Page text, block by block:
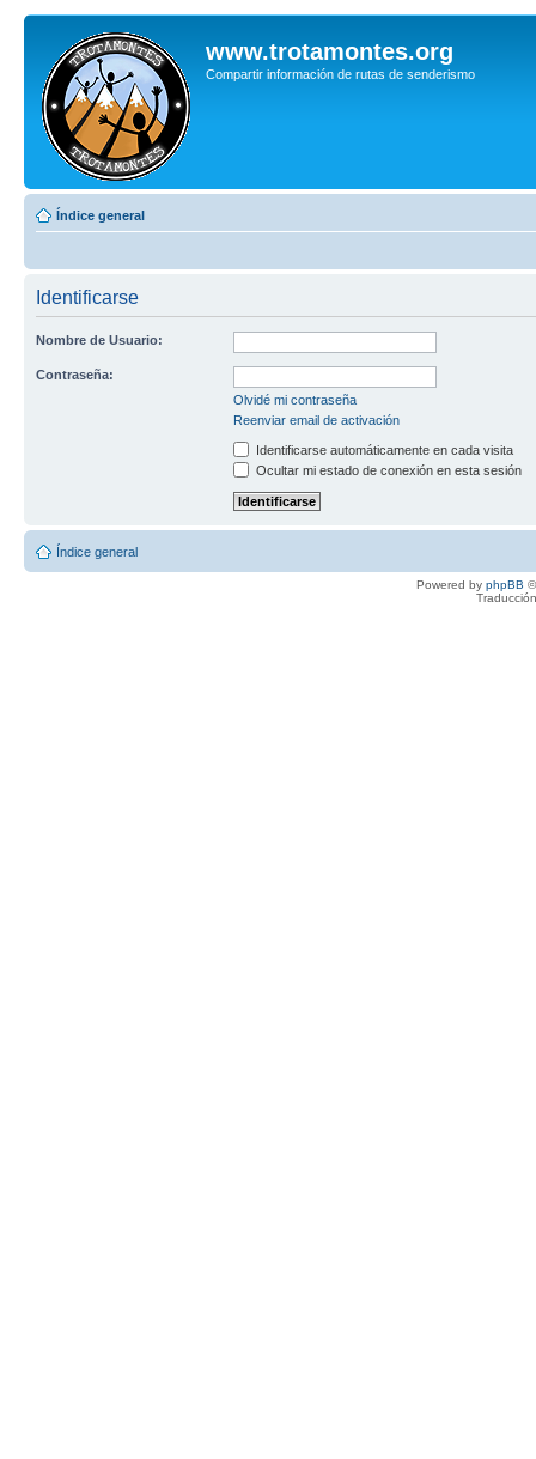
www.trotamontes.org
Compartir información de rutas de senderismo
Índice general
Identificarse
Nombre de Usuario:
Contraseña:
Olvidé mi contraseña
Reenviar email de activación
Identificarse automáticamente en cada visita
Ocultar mi estado de conexión en esta sesión
Índice general
Powered by phpBB